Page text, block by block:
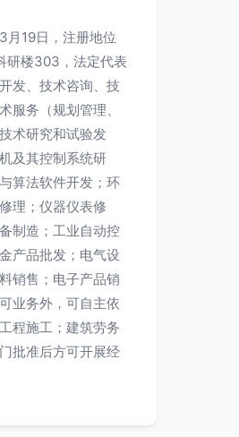
月19日，注册地位
研楼303，法定代表
发、技术咨询、技
服务（规划管理、
术研究和试验发
及其控制系统研
算法软件开发；环
理；仪器仪表修
制造；工业自动控
产品批发；电气设
销售；电子产品销
业务外，可自主依
程施工；建筑劳务
批准后方可开展经